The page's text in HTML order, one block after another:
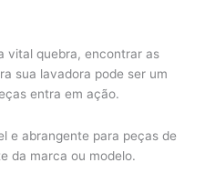
vital quebra, encontrar as
sua lavadora pode ser um
entra em ação.
e abrangente para peças de
da marca ou modelo.